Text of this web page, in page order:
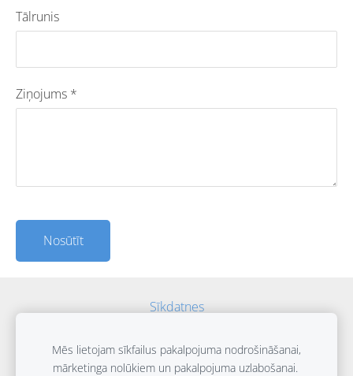
Tālrunis
Ziņojums *
Sīkdatnes
2025 SteviaBalt all rights reserved
Mēs lietojam sīkfailus pakalpojuma nodrošināšanai,
mārketinga nolūkiem un pakalpojuma uzlabošanai.